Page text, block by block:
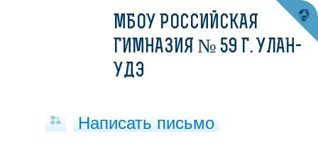
МБОУ РОССИЙСКАЯ
ГИМНАЗИЯ № 59 Г. УЛАН-
УДЭ
Написать письмо